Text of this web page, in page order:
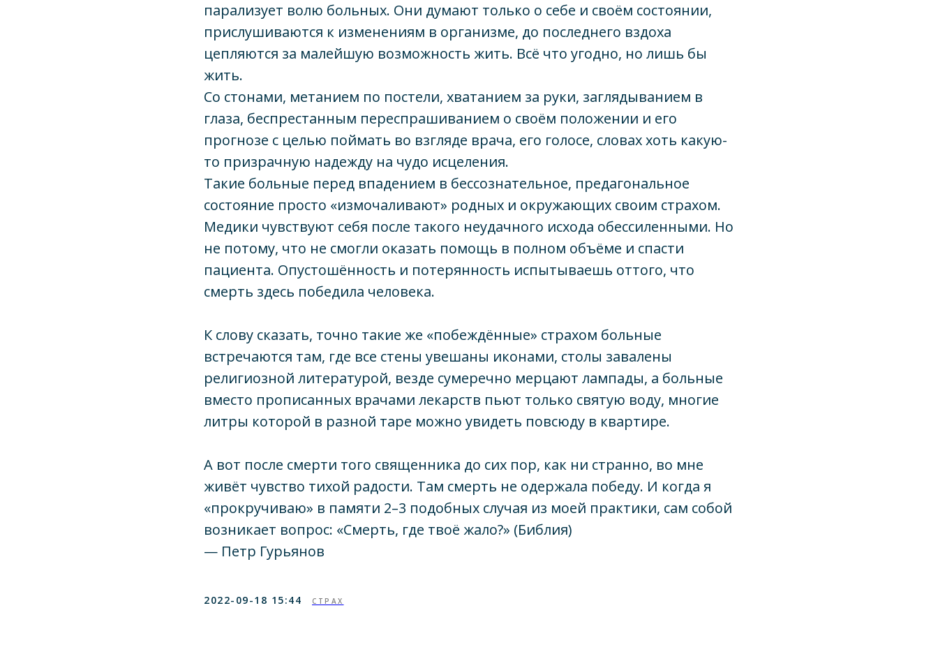
парализует волю больных. Они думают только о себе и своём состоянии,
прислушиваются к изменениям в организме, до последнего вздоха
цепляются за малейшую возможность жить. Всё что угодно, но лишь бы
жить.
Со стонами, метанием по постели, хватанием за руки, заглядыванием в
глаза, беспрестанным переспрашиванием о своём положении и его
прогнозе с целью поймать во взгляде врача, его голосе, словах хоть какую-
то призрачную надежду на чудо исцеления.
Такие больные перед впадением в бессознательное, предагональное
состояние просто «измочаливают» родных и окружающих своим страхом.
Медики чувствуют себя после такого неудачного исхода обессиленными. Но
не потому, что не смогли оказать помощь в полном объёме и спасти
пациента. Опустошённость и потерянность испытываешь оттого, что
смерть здесь победила человека.
К слову сказать, точно такие же «побеждённые» страхом больные
встречаются там, где все стены увешаны иконами, столы завалены
религиозной литературой, везде сумеречно мерцают лампады, а больные
вместо прописанных врачами лекарств пьют только святую воду, многие
литры которой в разной таре можно увидеть повсюду в квартире.
А вот после смерти того священника до сих пор, как ни странно, во мне
живёт чувство тихой радости. Там смерть не одержала победу. И когда я
«прокручиваю» в памяти 2–3 подобных случая из моей практики, сам собой
возникает вопрос: «Смерть, где твоё жало?» (Библия)
— Петр Гурьянов
2022-09-18 15:44 СТРАХ